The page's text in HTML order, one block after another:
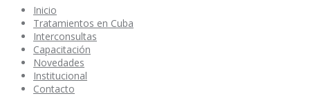
Inicio
Tratamientos en Cuba
Interconsultas
Capacitación
Novedades
Institucional
Contacto